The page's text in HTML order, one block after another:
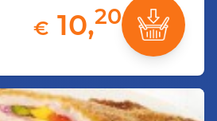
€ 10,20